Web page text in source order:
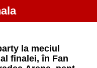
la meciul
finalei, în Fan